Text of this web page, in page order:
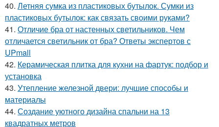
40. Летняя сумка из пластиковых бутылок. Сумки из
пластиковых бутылок: как связать своими руками?
41. Отличие бра от настенных светильников. Чем
отличается светильник от бра? Ответы экспертов с
UPmall
42. Керамическая плитка для кухни на фартук: подбор и
установка
43. Утепление железной двери: лучшие способы и
материалы
44. Создание уютного дизайна спальни на 13
квадратных метров